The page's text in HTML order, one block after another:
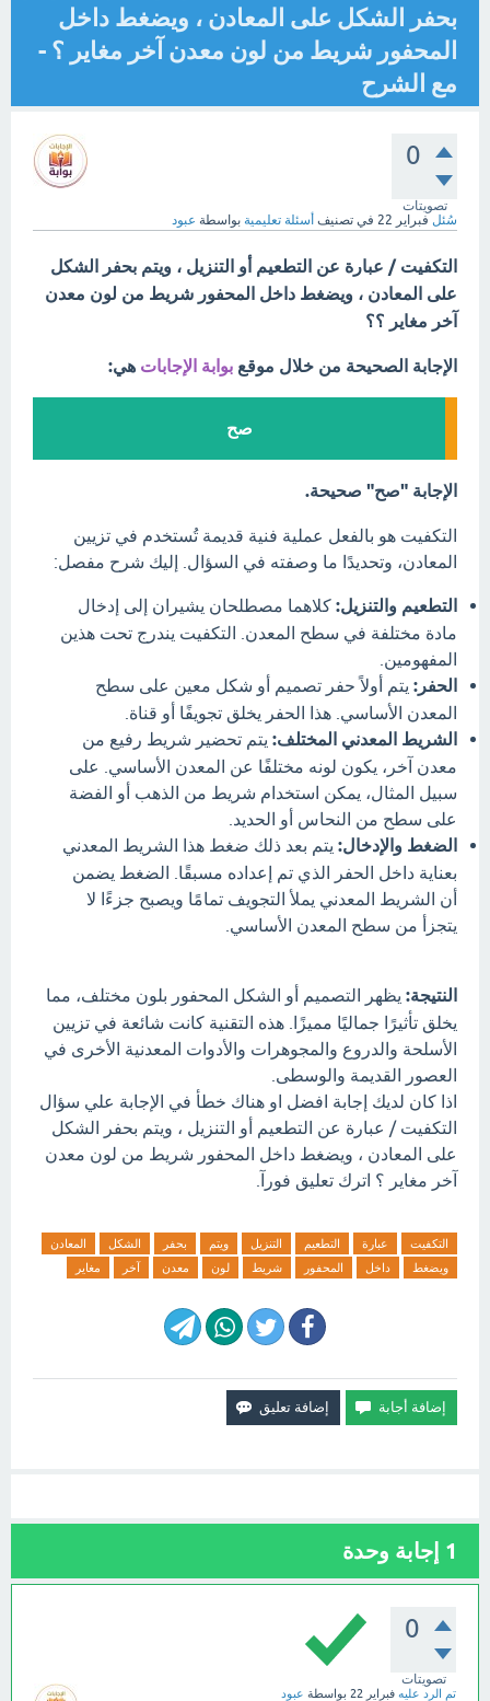
بحفر الشكل على المعادن ، ويضغط داخل
المحفور شريط من لون معدن آخر مغاير ؟ -
مع الشرح
0
تصويتات
سُئل فبراير 22 في تصنيف أسئلة تعليمية بواسطة عبود
التكفيت / عبارة عن التطعيم أو التنزيل ، ويتم بحفر الشكل
على المعادن ، ويضغط داخل المحفور شريط من لون معدن
آخر مغاير ؟؟
الإجابة الصحيحة من خلال موقع بوابة الإجابات هي:
صح
الإجابة "صح" صحيحة.
التكفيت هو بالفعل عملية فنية قديمة تُستخدم في تزيين
المعادن، وتحديدًا ما وصفته في السؤال. إليك شرح مفصل:
التطعيم والتنزيل: كلاهما مصطلحان يشيران إلى إدخال
مادة مختلفة في سطح المعدن. التكفيت يندرج تحت هذين
المفهومين.
الحفر: يتم أولاً حفر تصميم أو شكل معين على سطح
المعدن الأساسي. هذا الحفر يخلق تجويفًا أو قناة.
الشريط المعدني المختلف: يتم تحضير شريط رفيع من
معدن آخر، يكون لونه مختلفًا عن المعدن الأساسي. على
سبيل المثال، يمكن استخدام شريط من الذهب أو الفضة
على سطح من النحاس أو الحديد.
الضغط والإدخال: يتم بعد ذلك ضغط هذا الشريط المعدني
بعناية داخل الحفر الذي تم إعداده مسبقًا. الضغط يضمن
أن الشريط المعدني يملأ التجويف تمامًا ويصبح جزءًا لا
يتجزأ من سطح المعدن الأساسي.
النتيجة: يظهر التصميم أو الشكل المحفور بلون مختلف، مما
يخلق تأثيرًا جماليًا مميزًا. هذه التقنية كانت شائعة في تزيين
الأسلحة والدروع والمجوهرات والأدوات المعدنية الأخرى في
العصور القديمة والوسطى.
اذا كان لديك إجابة افضل او هناك خطأ في الإجابة علي سؤال
التكفيت / عبارة عن التطعيم أو التنزيل ، ويتم بحفر الشكل
على المعادن ، ويضغط داخل المحفور شريط من لون معدن
آخر مغاير ؟ اترك تعليق فورآ.
التكفيت عبارة التطعيم التنزيل ويتم بحفر الشكل
المعادن
ويضغط
داخل المحفور شريط لون معدن آخر مغاير
1 إجابة وحدة
0
تصويتات
تم الرد عليه فبراير 22 بواسطة عبود